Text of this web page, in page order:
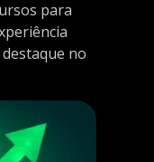
para
no